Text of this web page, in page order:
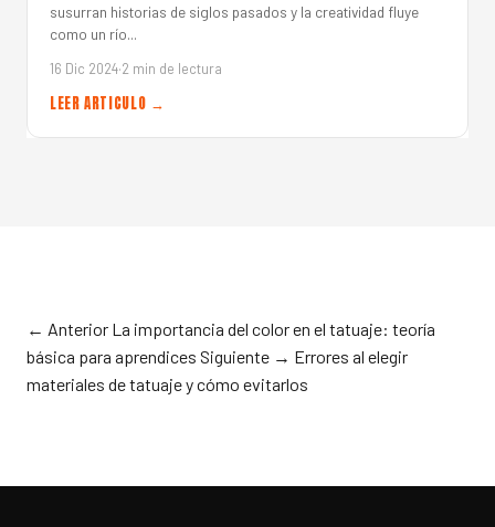
susurran historias de siglos pasados y la creatividad fluye
como un río...
16 Dic 2024·2 min de lectura
LEER ARTICULO →
← Anterior La importancia del color en el tatuaje: teoría
básica para aprendices Siguiente → Errores al elegir
materiales de tatuaje y cómo evitarlos